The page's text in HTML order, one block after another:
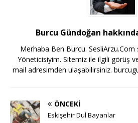
Burcu Gündoğan
Merhaba Ben Burcu.
Yöneticisiyim. Sitemiz ile ilgili görüş
mail adresimden ulaşabilirsiniz.
ÖNCEKI
Eskişehir Dul Bayanlar